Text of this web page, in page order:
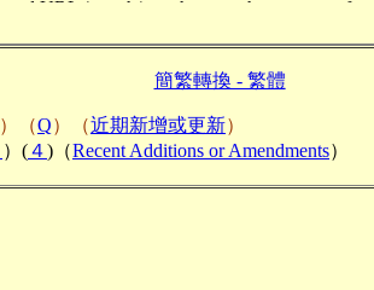
簡繁轉換 - 繁體
）（Q）（近期新增或更新）
）(４)（Recent Additions or Amendments）